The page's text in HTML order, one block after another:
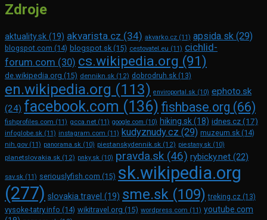
Zdroje
aktuality.sk (19) akvarista.cz (34) akvarko.cz (11) apsida.sk (29)
blogspot.com (14) blogspot.sk (15) cestovatel.eu (11) cichlid-
forum.com (30) cs.wikipedia.org (91)
de.wikipedia.org (15) dennikn.sk (12) dobrodruh.sk (13)
en.wikipedia.org (113) enviroportal.sk (10) ephoto.sk
(24) facebook.com (136) fishbase.org (66)
fishprofiles.com (11) gcca.net (11) google.com (10) hiking.sk(18) idnes.cz(17)
infoglobe.sk (11) instagram.com (11) kudyznudy.cz (29) muzeum.sk (14)
nih.gov (11) panorama.sk (10) piestanskydennik.sk (12) piestany.sk (10)
planetslovakia.sk (12) pnky.sk (10) pravda.sk (46) rybicky.net (22)
sav.sk (11) seriouslyfish.com (15) sk.wikipedia.org
(277) slovakia.travel (19) sme.sk (109) treking.cz (13)
vysoke-tatry.info (14) wikitravel.org (15) wordpress.com (11) youtube.com